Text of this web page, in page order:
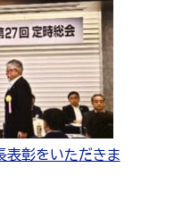
表彰をいただきま